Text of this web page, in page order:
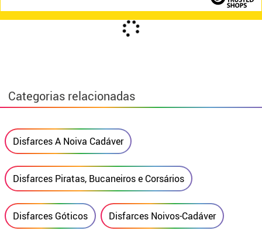
Categorias relacionadas
Disfarces A Noiva Cadáver
Disfarces Piratas, Bucaneiros e Corsários
Disfarces Góticos Disfarces Noivos-Cadáver